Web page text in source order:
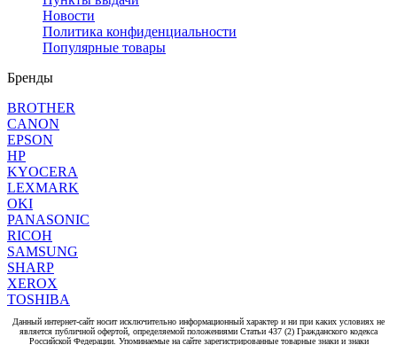
Новости
Политика конфиденциальности
Популярные товары
Бренды
BROTHER
CANON
EPSON
HP
KYOCERA
LEXMARK
OKI
PANASONIC
RICOH
SAMSUNG
SHARP
XEROX
TOSHIBA
Данный интернет-сайт носит исключительно информационный характер и ни при каких условиях не
является публичной офертой, определяемой положениями Статьи 437 (2) Гражданского кодекса
Российской Федерации. Упоминаемые на сайте зарегистрированные товарные знаки и знаки